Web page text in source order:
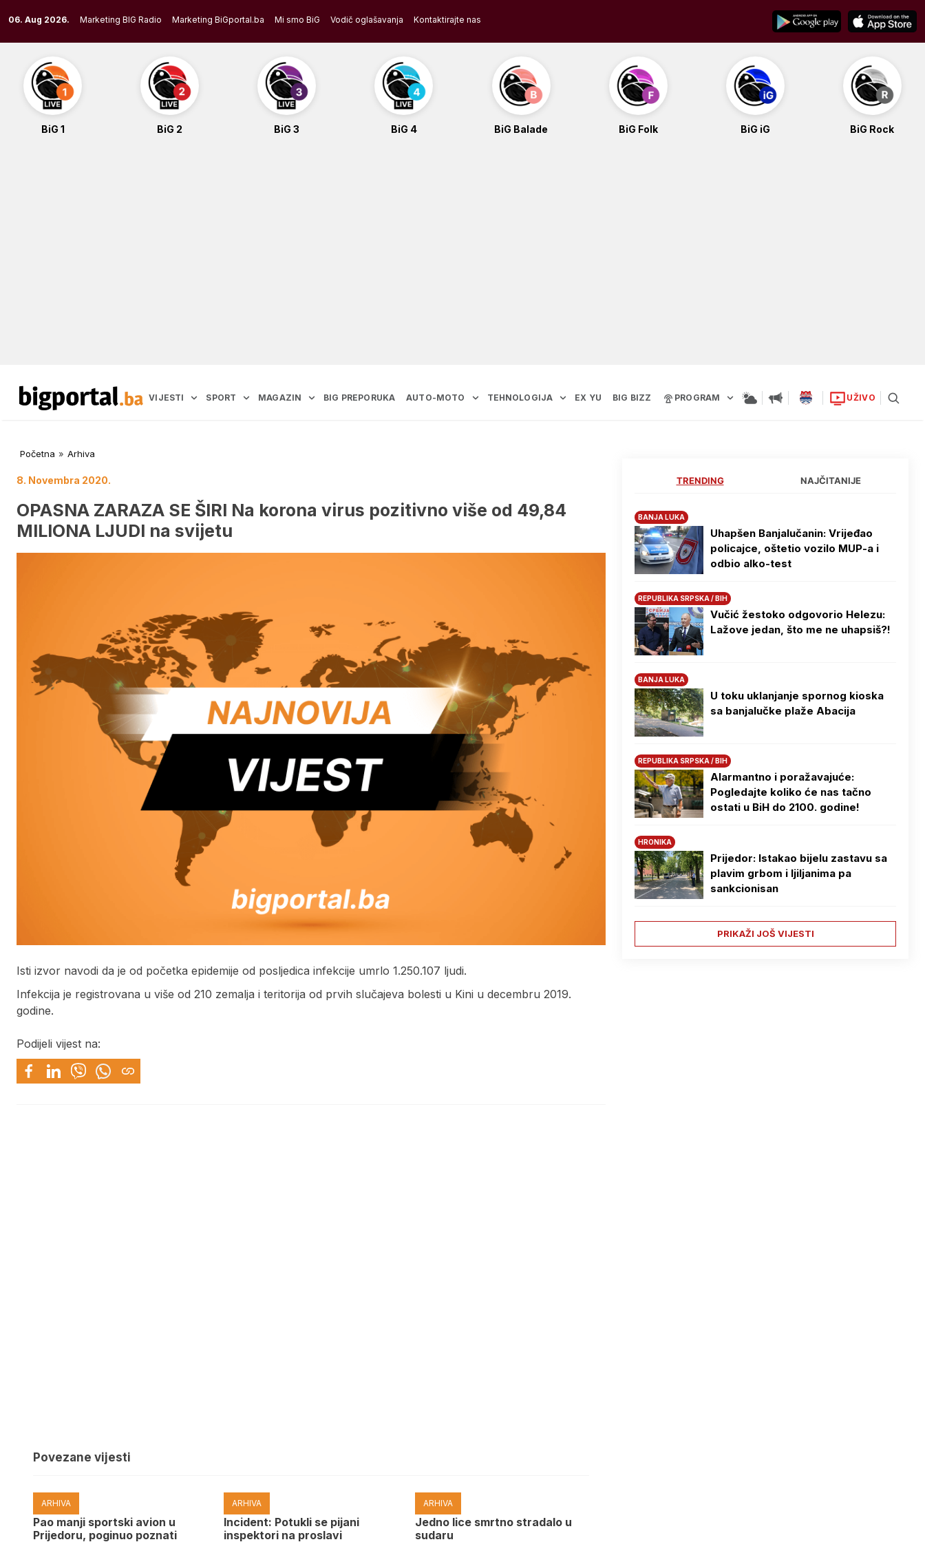
to
content
06. Aug 2026. Marketing BIG Radio Marketing BiGportal.ba Mi smo BiG Vodič oglašavanja Kontaktirajte nas
BiG 1 BiG 2 BiG 3 BiG 4 BiG Balade BiG Folk BiG iG BiG Rock
VIJESTI SPORT MAGAZIN BIG PREPORUKA AUTO-MOTO TEHNOLOGIJA EX YU BIG BIZZ PROGRAM UŽIVO
Početna » Arhiva
8. Novembra 2020.
OPASNA ZARAZA SE ŠIRI Na korona virus pozitivno više od 49,84
MILIONA LJUDI na svijetu
Isti izvor navodi da je od početka epidemije od posljedica infekcije umrlo 1.250.107 ljudi.
Infekcija je registrovana u više od 210 zemalja i teritorija od prvih slučajeva bolesti u Kini u decembru 2019.
godine.
Podijeli vijest na:
Povezane vijesti
ARHIVA
Pao manji sportski avion u
Prijedoru, poginuo poznati
ARHIVA
Incident: Potukli se pijani
inspektori na proslavi
ARHIVA
Јedno lice smrtno stradalo u
sudaru
TRENDING NAJČITANIJE
BANJA LUKA
Uhapšen Banjalučanin: Vrijeđao
policajce, oštetio vozilo MUP-a i
odbio alko-test
REPUBLIKA SRPSKA / BIH
Vučić žestoko odgovorio Helezu:
Lažove jedan, što me ne uhapsiš?!
BANJA LUKA
U toku uklanjanje spornog kioska
sa banjalučke plaže Abacija
REPUBLIKA SRPSKA / BIH
Alarmantno i poražavajuće:
Pogledajte koliko će nas tačno
ostati u BiH do 2100. godine!
HRONIKA
Prijedor: Istakao bijelu zastavu sa
plavim grbom i ljiljanima pa
sankcionisan
PRIKAŽI JOŠ VIJESTI